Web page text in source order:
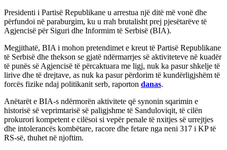
Presidenti i Partisë Republikane u arrestua një ditë më vonë dhe
përfundoi në paraburgim, ku u rrah brutalisht prej pjesëtarëve të
Agjencisë për Siguri dhe Informim të Serbisë (BIA).
Megjithatë, BIA i mohon pretendimet e kreut të Partisë Republikane
të Serbisë dhe thekson se gjatë ndërmarrjes së aktiviteteve në kuadër
të punës së Agjencisë të përcaktuara me ligj, nuk ka pasur shkelje të
lirive dhe të drejtave, as nuk ka pasur përdorim të kundërligjshëm të
forcës fizike ndaj politikanit serb, raporton danas.
Anëtarët e BIA-s ndërmorën aktivitete që synonin sqarimin e
historisë së veprimtarisë së paligjshme të Sanduloviqit, të cilën
prokurori kompetent e cilësoi si vepër penale të nxitjes së urrejtjes
dhe intolerancës kombëtare, racore dhe fetare nga neni 317 i KP të
RS-së, thuhet në njoftim.